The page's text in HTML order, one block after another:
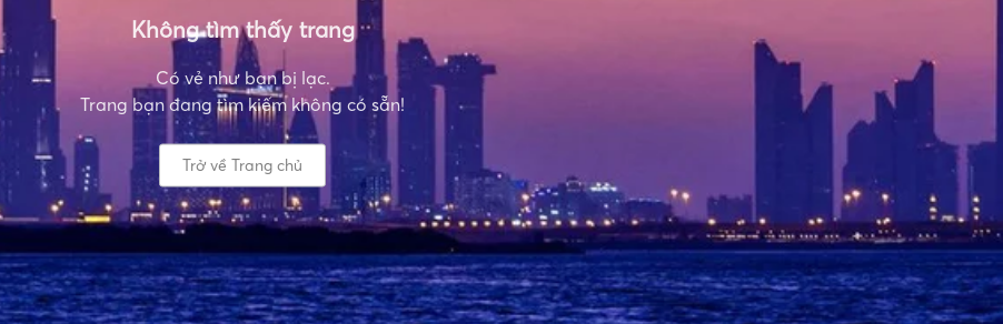
Không tìm thấy trang
Có vẻ như bạn bị lạc.
Trang bạn đang tìm kiếm không có sẵn!
Trở về Trang chủ